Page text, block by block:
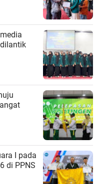
dilantik
I pada
di PPNS